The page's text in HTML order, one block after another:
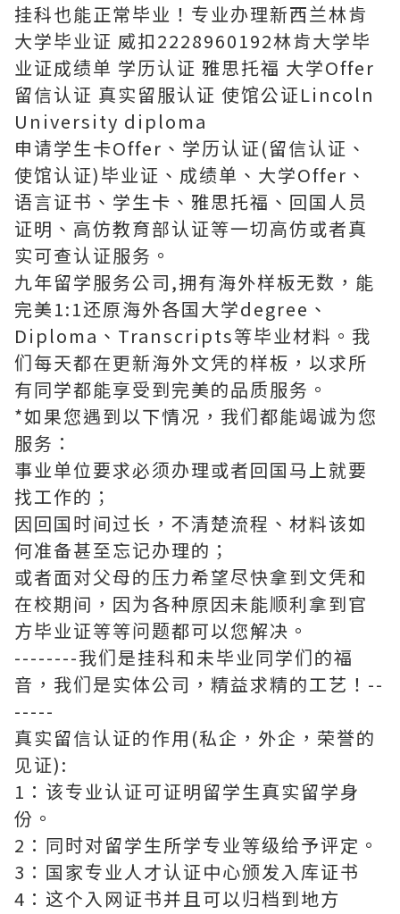
挂科也能正常毕业！专业办理新西兰林肯
大学毕业证 威扣2228960192林肯大学毕
业证成绩单 学历认证 雅思托福 大学Offer
留信认证 真实留服认证 使馆公证Lincoln
University diploma
申请学生卡Offer、学历认证(留信认证、
使馆认证)毕业证、成绩单、大学Offer、
语言证书、学生卡、雅思托福、回国人员
证明、高仿教育部认证等一切高仿或者真
实可查认证服务。
九年留学服务公司,拥有海外样板无数，能
完美1:1还原海外各国大学degree、
Diploma、Transcripts等毕业材料。我
们每天都在更新海外文凭的样板，以求所
有同学都能享受到完美的品质服务。
*如果您遇到以下情况，我们都能竭诚为您
服务：
事业单位要求必须办理或者回国马上就要
找工作的；
因回国时间过长，不清楚流程、材料该如
何准备甚至忘记办理的；
或者面对父母的压力希望尽快拿到文凭和
在校期间，因为各种原因未能顺利拿到官
方毕业证等等问题都可以您解决。
--------我们是挂科和未毕业同学们的福
音，我们是实体公司，精益求精的工艺！--
-----
真实留信认证的作用(私企，外企，荣誉的
见证):
1：该专业认证可证明留学生真实留学身
份。
2：同时对留学生所学专业等级给予评定。
3：国家专业人才认证中心颁发入库证书
4：这个入网证书并且可以归档到地方